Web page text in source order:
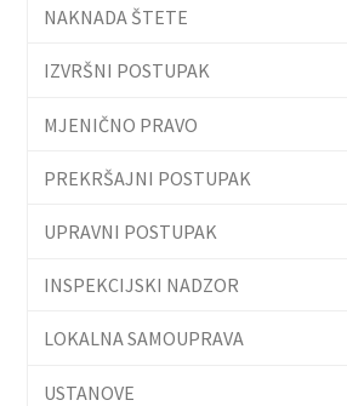
NAKNADA ŠTETE
IZVRŠNI POSTUPAK
MJENIČNO PRAVO
PREKRŠAJNI POSTUPAK
UPRAVNI POSTUPAK
INSPEKCIJSKI NADZOR
LOKALNA SAMOUPRAVA
USTANOVE